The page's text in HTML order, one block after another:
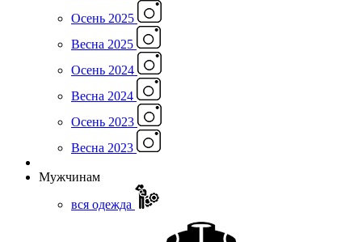
Осень 2025
Весна 2025
Осень 2024
Весна 2024
Осень 2023
Весна 2023
Мужчинам
вся одежда